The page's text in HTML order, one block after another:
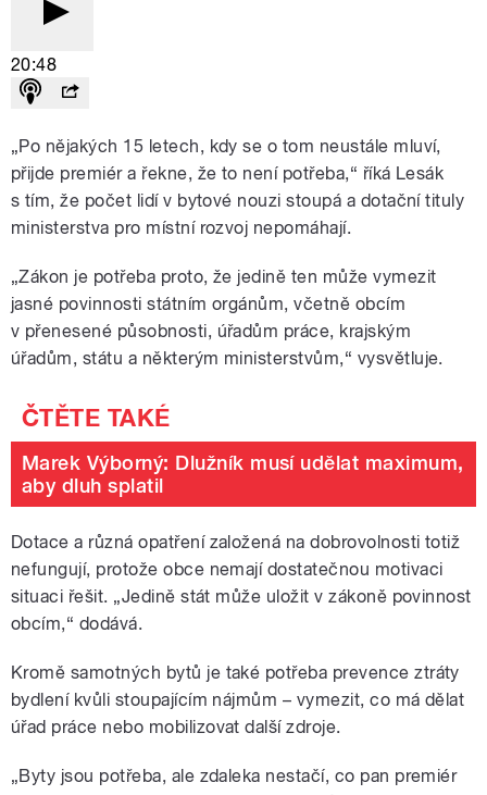
20:48
„Po nějakých 15 letech, kdy se o tom neustále mluví,
přijde premiér a řekne, že to není potřeba,“ říká Lesák
s tím, že počet lidí v bytové nouzi stoupá a dotační tituly
ministerstva pro místní rozvoj nepomáhají.
„Zákon je potřeba proto, že jedině ten může vymezit
jasné povinnosti státním orgánům, včetně obcím
v přenesené působnosti, úřadům práce, krajským
úřadům, státu a některým ministerstvům,“ vysvětluje.
Marek Výborný: Dlužník musí udělat maximum,
aby dluh splatil
Dotace a různá opatření založená na dobrovolnosti totiž
nefungují, protože obce nemají dostatečnou motivaci
situaci řešit. „Jedině stát může uložit v zákoně povinnost
obcím,“ dodává.
Kromě samotných bytů je také potřeba prevence ztráty
bydlení kvůli stoupajícím nájmům – vymezit, co má dělat
úřad práce nebo mobilizovat další zdroje.
„Byty jsou potřeba, ale zdaleka nestačí, co pan premiér